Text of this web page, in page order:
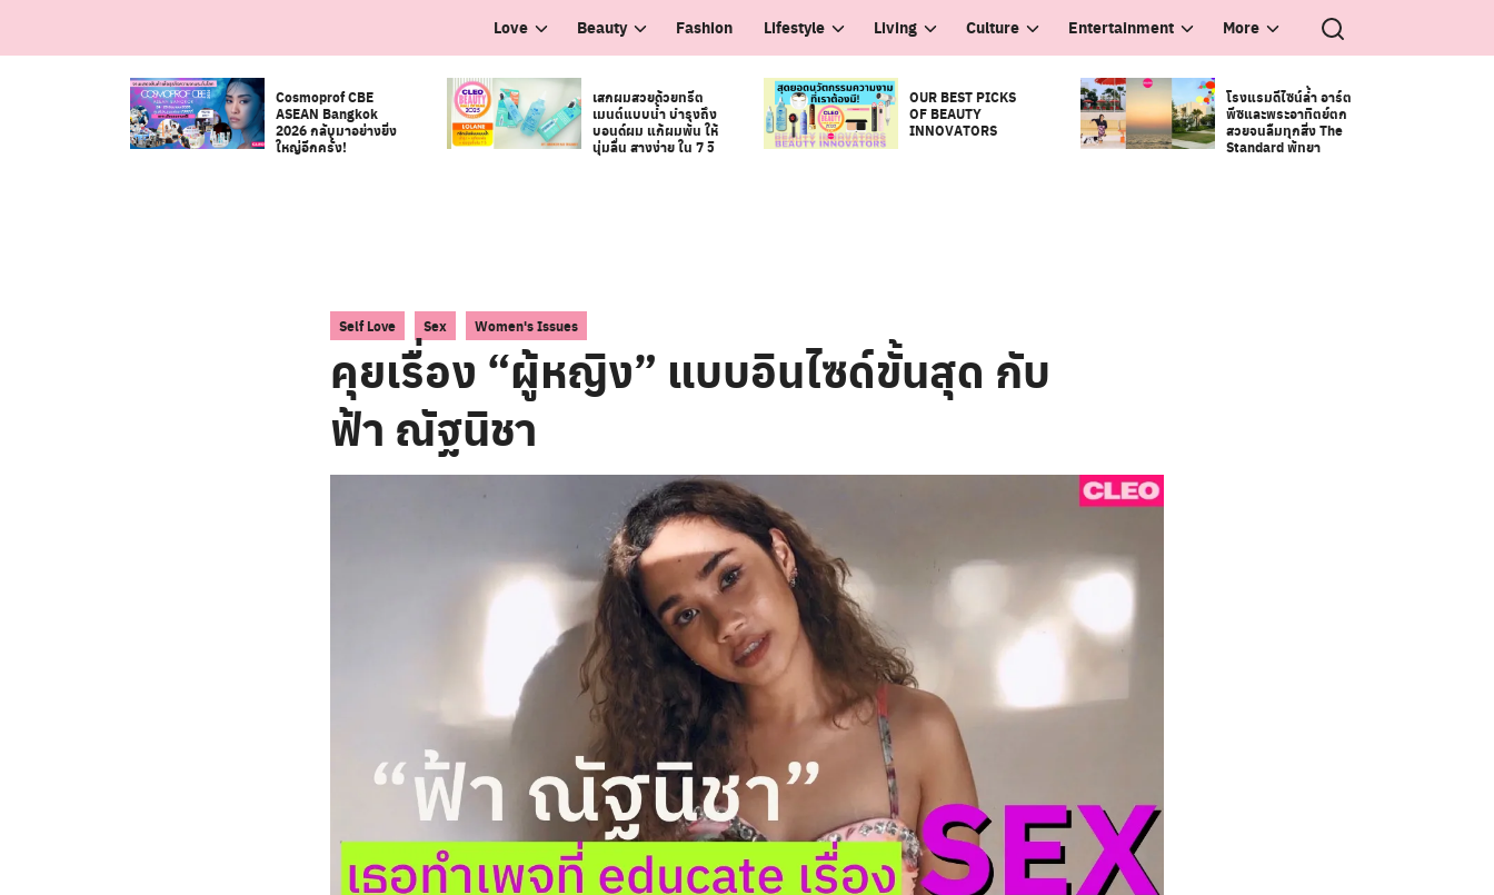
Love Beauty Fashion Lifestyle Living Culture Entertainment More
Cosmoprof CBE
ASEAN Bangkok
2026 กลับมาอย่างยิ่ง
ใหญ่อีกครั้ง!
เสกผมสวยด้วยทรีต
เมนต์แบบน้ำ บำรุงถึง
บอนด์ผม แก้ผมพัน ให้
นุ่มลื่น สางง่าย ใน 7 วิ
OUR BEST PICKS
OF BEAUTY
INNOVATORS
โรงแรมดีไซน์ล้ำ อาร์ต
พีซและพระอาทิตย์ตก
สวยจนลืมทุกสิ่ง The
Standard พัทยา
Self Love Sex Women's Issues
คุยเรื่อง “ผู้หญิง” แบบอินไซด์ขั้นสุด กับ
ฟ้า ณัฐนิชา